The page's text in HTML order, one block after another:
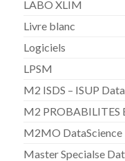
LABO XLIM
Livre blanc
Logiciels
LPSM
M2 ISDS – ISUP
M2 PROBABILITES
M2MO DataScience
Master Specialse